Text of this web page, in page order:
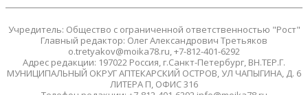
Учредитель: Общество с ограниченной ответственностью "Рост"
Главный редактор: Олег Александрович Третьяков
o.tretyakov@moika78.ru, +7-812-401-6292
Адрес редакции: 197022 Россия, г.Санкт-Петербург, ВН.ТЕР.Г.
МУНИЦИПАЛЬНЫЙ ОКРУГ АПТЕКАРСКИЙ ОСТРОВ, УЛ ЧАПЫГИНА, Д. 6
ЛИТЕРА П, ОФИС 316